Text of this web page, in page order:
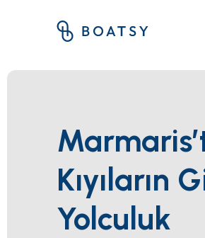
Kıyıların
Yolculuk